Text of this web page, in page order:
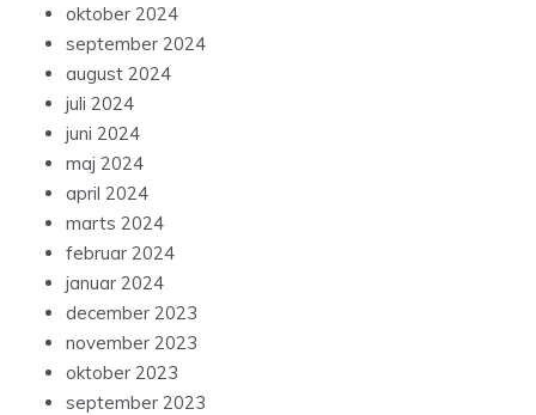
oktober 2024
september 2024
august 2024
juli 2024
juni 2024
maj 2024
april 2024
marts 2024
februar 2024
januar 2024
december 2023
november 2023
oktober 2023
september 2023